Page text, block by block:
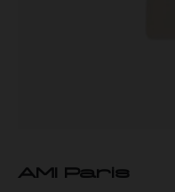
AMI Paris